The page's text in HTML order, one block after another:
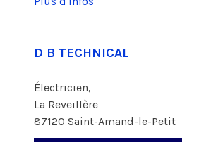
D B TECHNICAL
Électricien,
La Reveillère
87120 Saint-Amand-le-Petit